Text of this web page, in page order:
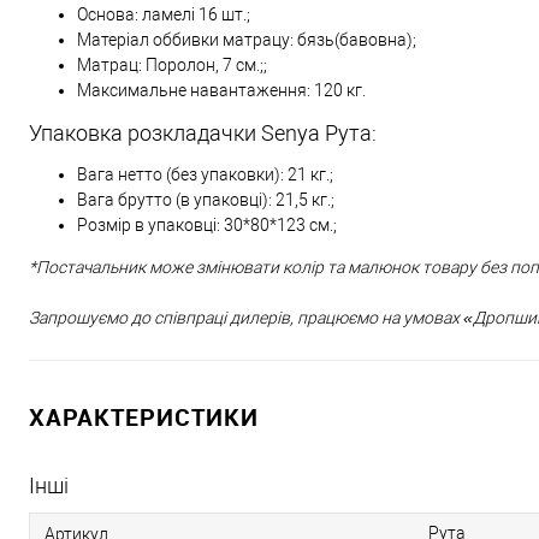
Основа: ламелі 16 шт.;
Матеріал оббивки матрацу: бязь(бавовна);
Матрац: Поролон, 7 см.;;
Максимальне навантаження: 120 кг.
Упаковка розкладачки Senya Рута:
Вага нетто (без упаковки): 21 кг.;
Вага брутто (в упаковці): 21,5 кг.;
Розмір в упаковці: 30*80*123 см.;
*Постачальник може змінювати колір та малюнок товару без
Запрошуємо до співпраці дилерів, працюємо на умовах
ХАРАКТЕРИСТИКИ
Інші
Артикул Рута